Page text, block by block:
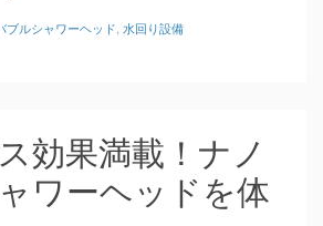
ブルシャワーヘッド 水回り設備
効果満載！ナノ
ワーヘッドを体